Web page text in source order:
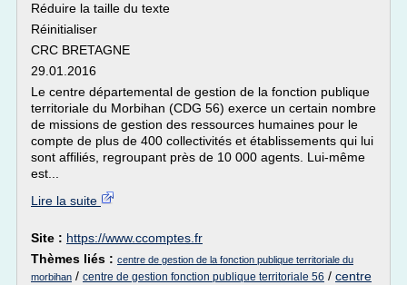
Réduire la taille du texte
Réinitialiser
CRC BRETAGNE
29.01.2016
Le centre départemental de gestion de la fonction publique
territoriale du Morbihan (CDG 56) exerce un certain nombre
de missions de gestion des ressources humaines pour le
compte de plus de 400 collectivités et établissements qui lui
sont affiliés, regroupant près de 10 000 agents. Lui-même
est...
Lire la suite
Site : https://www.ccomptes.fr
Thèmes liés : centre de gestion de la fonction publique territoriale du
morbihan / centre de gestion fonction publique territoriale 56 / centre